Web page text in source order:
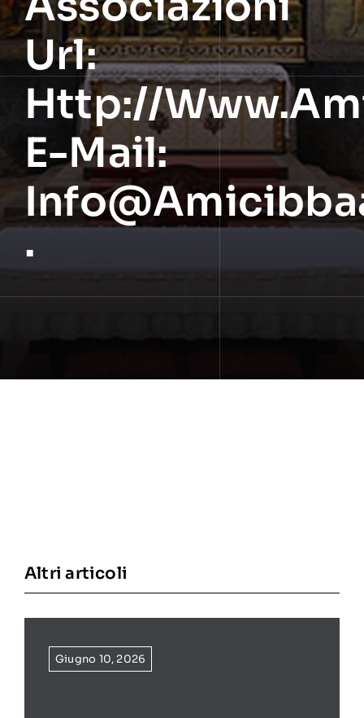
Url:
Http://
E-Mail:
·
Altri articoli
Giugno 10, 2026